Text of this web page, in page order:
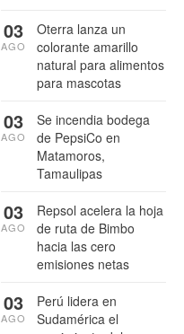
Oterra lanza un
colorante amarillo
natural para alimentos
para mascotas
03
AGO
Se incendia bodega
de PepsiCo en
Matamoros,
Tamaulipas
03
AGO
Repsol acelera la hoja
de ruta de Bimbo
hacia las cero
emisiones netas
03
AGO
Perú lidera en
Sudamérica el
03
AGO